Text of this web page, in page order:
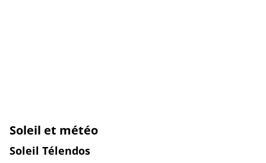
Soleil et météo
Soleil Télendos